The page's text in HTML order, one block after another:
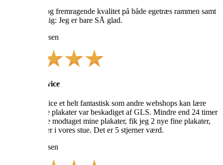
God service, og fremragende kvalitet på både egetræs rammen samt
billedet. Og mig: Jeg er bare SÅ glad.
Morten Andersen
Vildt god service
Vilakulas service et helt fantastisk som andre webshops kan lære
noget af. Mine plakater var beskadiget af GLS. Mindre end 24 timer
efter jeg havde modtaget mine plakater, fik jeg 2 nye fine plakater,
som nu hænger i vores stue. Det er 5 stjerner værd.
Helene Andersen